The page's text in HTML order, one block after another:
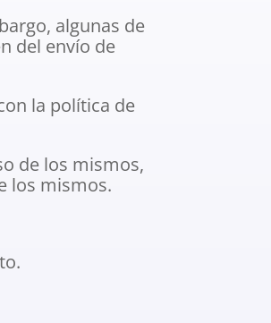
algunas de
del envío de
la política de
de los mismos,
los mismos.